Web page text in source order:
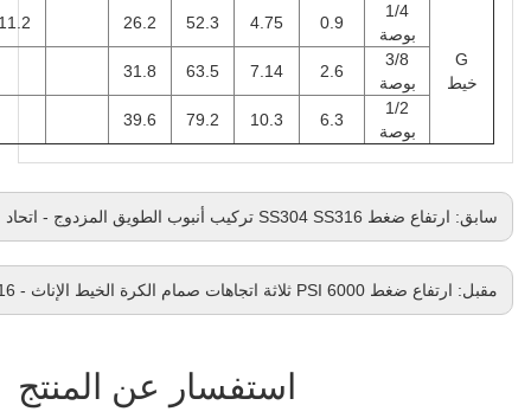
G
خيط
1/4
بوصة
0.9
4.75
52.3
26.2
3/8
بوصة
2.6
7.14
63.5
31.8
1/2
بوصة
6.3
10.3
79.2
39.6
سابق: ارتفاع ضغط SS304 SS316 تركيب أنبوب الطويق المزدوج - اتحاد الضغط الصليب
مقبل: ارتفاع ضغط 6000 PSI ثلاثة اتجاهات صمام الكرة الخيط الإناث - SS304 SS316
استفسار عن المنتج